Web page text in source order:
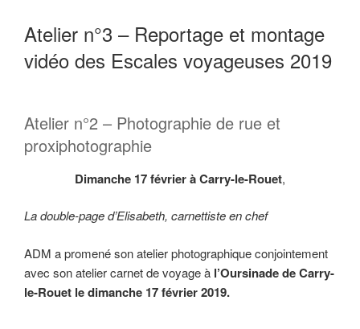
Atelier n°3 – Reportage et montage
vidéo des Escales voyageuses 2019
Atelier n°2 – Photographie de rue et
proxiphotographie
Dimanche 17 février à Carry-le-Rouet,
La double-page d’Elisabeth, carnettiste en chef
ADM a promené son atelier photographique conjointement
avec son atelier carnet de voyage à l’Oursinade de Carry-
le-Rouet le dimanche 17 février 2019.